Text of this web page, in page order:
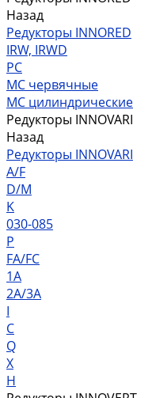
Назад
Редукторы INNORED
IRW, IRWD
PC
MC червячные
MC цилиндрические
Редукторы INNOVARI
Назад
Редукторы INNOVARI
A/F
D/M
K
030-085
P
FA/FC
1A
2A/3A
I
C
Q
X
H